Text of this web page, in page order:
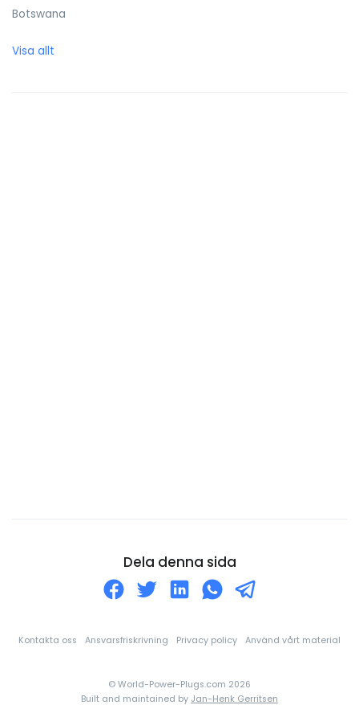
Botswana
Brunei Darussalam
El Salvador
Visa allt
Dela denna sida
Kontakta oss Ansvarsfriskrivning Privacy policy Använd vårt material
© World-Power-Plugs.com 2026
Built and maintained by Jan-Henk Gerritsen